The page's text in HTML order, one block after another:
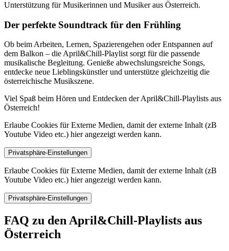
Unterstützung für Musikerinnen und Musiker aus Österreich.
Der perfekte Soundtrack für den Frühling
Ob beim Arbeiten, Lernen, Spazierengehen oder Entspannen auf
dem Balkon – die April&Chill-Playlist sorgt für die passende
musikalische Begleitung. Genieße abwechslungsreiche Songs,
entdecke neue Lieblingskünstler und unterstütze gleichzeitig die
österreichische Musikszene.
Viel Spaß beim Hören und Entdecken der April&Chill-Playlists aus
Österreich!
Erlaube Cookies für Externe Medien, damit der externe Inhalt (zB
Youtube Video etc.) hier angezeigt werden kann.
Privatsphäre-Einstellungen
Erlaube Cookies für Externe Medien, damit der externe Inhalt (zB
Youtube Video etc.) hier angezeigt werden kann.
Privatsphäre-Einstellungen
FAQ zu den April&Chill-Playlists aus
Österreich